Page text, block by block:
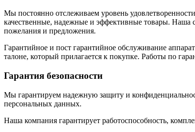
Мы постоянно отслеживаем уровень
качественные, надежные и эффективные товары. Наша
пожелания и предложения.
Гарантийное и пост гарантийное обслуживание
талоне, который прилагается к покупке. Работы по
Гарантия безопасности
Мы гарантируем надежную защиту и
персональных данных.
Наша компания гарантирует работоспособность,